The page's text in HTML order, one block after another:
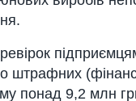
штрафних
понад 9,2 млн